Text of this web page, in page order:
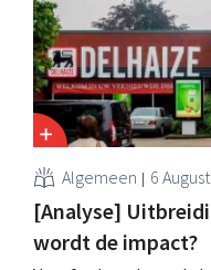
Algemeen 6
[Analyse]
wordt de impact?